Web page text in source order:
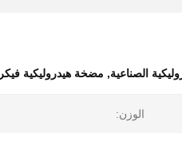
الصناعية, مضخة هيدروليكية
الوزن: